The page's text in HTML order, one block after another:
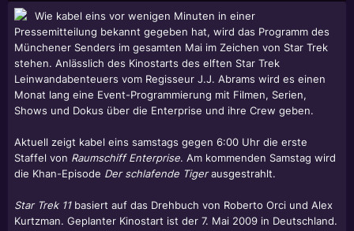
Wie kabel eins vor wenigen Minuten in einer
Pressemitteilung bekannt gegeben hat, wird das Programm des
Münchener Senders im gesamten Mai im Zeichen von Star Trek
stehen. Anlässlich des Kinostarts des elften Star Trek
Leinwandabenteuers vom Regisseur J.J. Abrams wird es einen
Monat lang eine Event-Programmierung mit Filmen, Serien,
Shows und Dokus über die Enterprise und ihre Crew geben.
Aktuell zeigt kabel eins samstags gegen 6:00 Uhr die erste
Staffel von Raumschiff Enterprise. Am kommenden Samstag wird
die Khan-Episode Der schlafende Tigerausgestrahlt.
Star Trek 11basiert auf das Drehbuch von Roberto Orci und Alex
Kurtzman. Geplanter Kinostart ist der 7. Mai 2009 in Deutschland.